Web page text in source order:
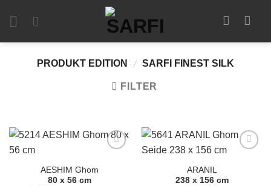
PRODUKT EDITION / SARFI FINEST SILK
FILTER
hinzufügen
AESHIM Ghom
80 x 56 cm
ARANIL
238 x 156 cm